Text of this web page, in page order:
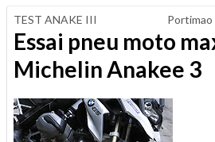
TEST ANAKE III Portimao
Essai pneu moto
Michelin Anakee 3